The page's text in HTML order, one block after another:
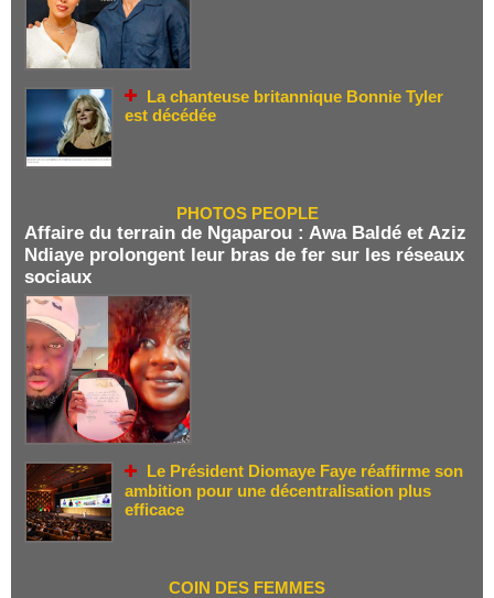
La chanteuse britannique Bonnie Tyler
est décédée
PHOTOS PEOPLE
Affaire du terrain de Ngaparou : Awa Baldé et Aziz
Ndiaye prolongent leur bras de fer sur les réseaux
sociaux
Le Président Diomaye Faye réaffirme son
ambition pour une décentralisation plus
efficace
COIN DES FEMMES